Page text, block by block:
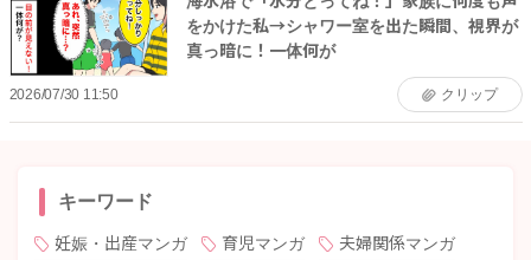
をかけた私→シャワー室を出た瞬間、視界が
真っ暗に！一体何が
2026/07/30 11:50 クリップ
キーワード
妊娠・出産マンガ 育児マンガ
夫婦関係マンガ